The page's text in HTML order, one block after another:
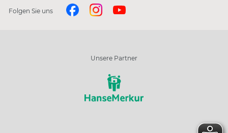
Folgen Sie uns
Unsere Partner